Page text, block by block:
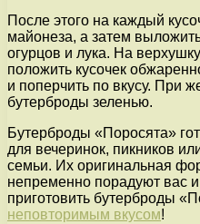
После этого на каждый
майонеза, а затем
огурцов и лука. На
положить кусочек
и поперчить по вкусу. При
бутерброды зеленью.
Бутерброды «Поросята»
для вечеринок, пикников
семьи. Их оригинальная
непременно порадуют вас
приготовить бутерброды
неповторимым вкусом!